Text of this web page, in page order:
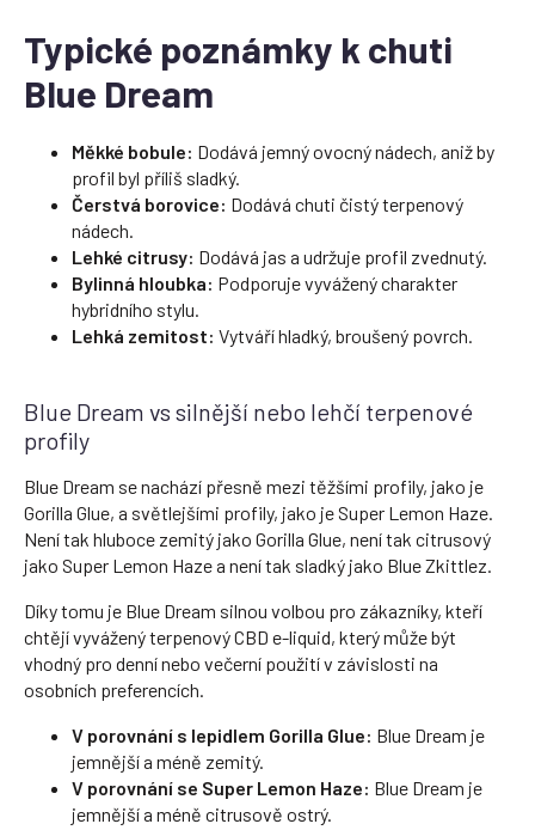
Typické poznámky k chuti
Blue Dream
Měkké bobule: Dodává jemný ovocný nádech, aniž by
profil byl příliš sladký.
Čerstvá borovice: Dodává chuti čistý terpenový
nádech.
Lehké citrusy: Dodává jas a udržuje profil zvednutý.
Bylinná hloubka: Podporuje vyvážený charakter
hybridního stylu.
Lehká zemitost: Vytváří hladký, broušený povrch.
Blue Dream vs silnější nebo lehčí terpenové
profily
Blue Dream se nachází přesně mezi těžšími profily, jako je
Gorilla Glue, a světlejšími profily, jako je Super Lemon Haze.
Není tak hluboce zemitý jako Gorilla Glue, není tak citrusový
jako Super Lemon Haze a není tak sladký jako Blue Zkittlez.
Díky tomu je Blue Dream silnou volbou pro zákazníky, kteří
chtějí vyvážený terpenový CBD e-liquid, který může být
vhodný pro denní nebo večerní použití v závislosti na
osobních preferencích.
V porovnání s lepidlem Gorilla Glue: Blue Dream je
jemnější a méně zemitý.
V porovnání se Super Lemon Haze: Blue Dream je
jemnější a méně citrusově ostrý.